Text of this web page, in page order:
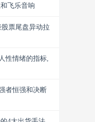
飞乐音响
票尾盘异动拉
性情绪的指标,
者恒强和决断